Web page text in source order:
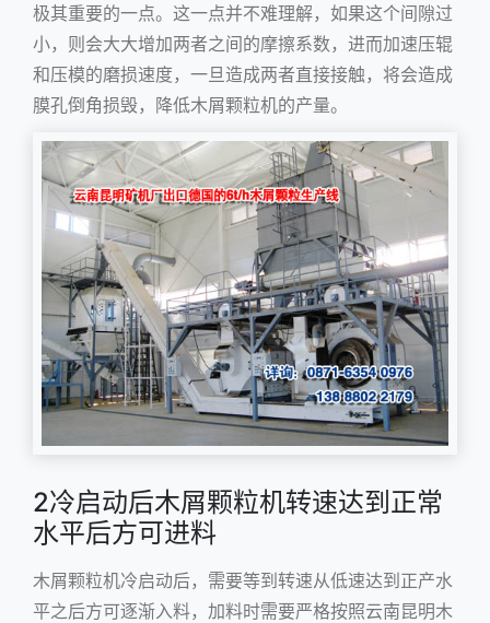
极其重要的一点。这一点并不难理解，如果这个间隙过
小，则会大大增加两者之间的摩擦系数，进而加速压辊
和压模的磨损速度，一旦造成两者直接接触，将会造成
膜孔倒角损毁，降低木屑颗粒机的产量。
2冷启动后木屑颗粒机转速达到正常
水平后方可进料
木屑颗粒机冷启动后，需要等到转速从低速达到正产水
平之后方可逐渐入料，加料时需要严格按照云南昆明木